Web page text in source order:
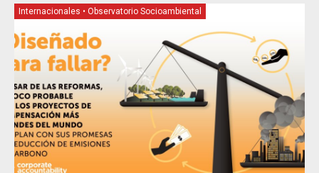
Internacionales • Observatorio Socioambiental